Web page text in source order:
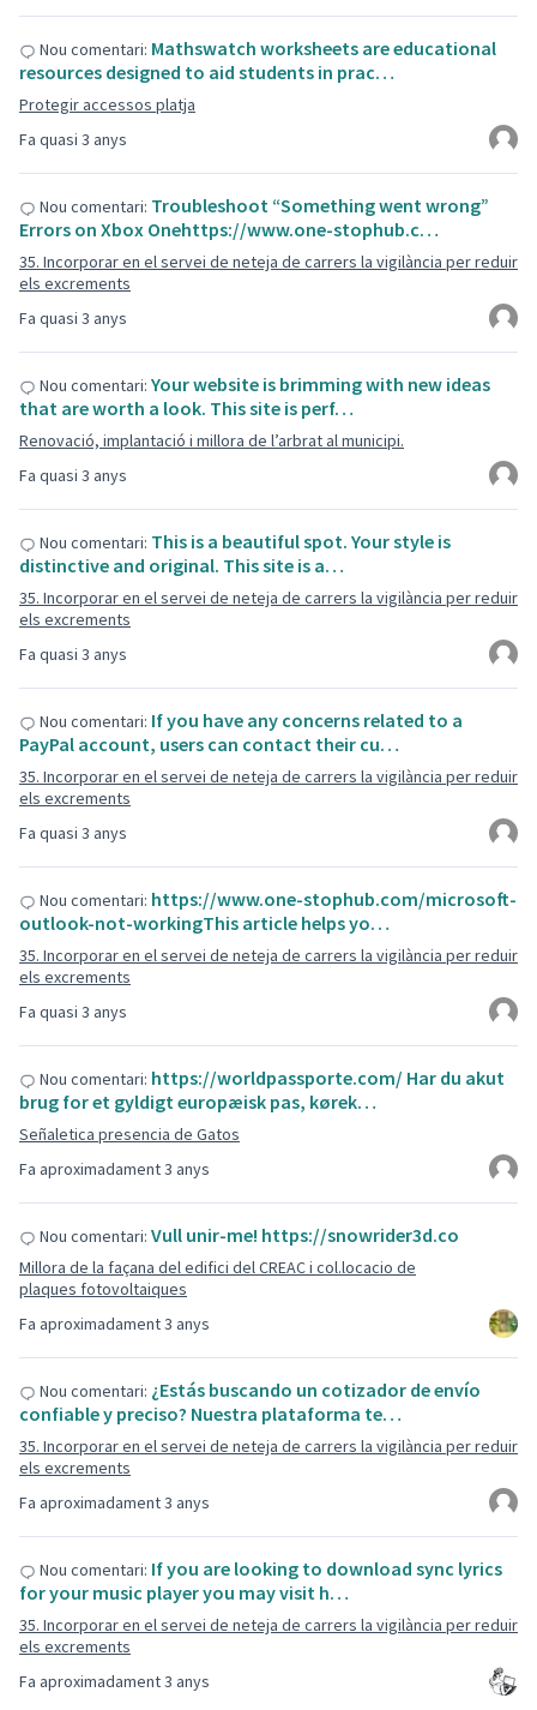
Fa quasi 3 anys
Nou comentari: Mathswatch worksheets are educational
resources designed to aid students in prac…
Protegir accessos platja
Fa quasi 3 anys
Nou comentari: Troubleshoot “Something went wrong”
Errors on Xbox Onehttps://www.one-stophub.c…
35. Incorporar en el servei de neteja de carrers la vigilància per reduir
els excrements
Fa quasi 3 anys
Nou comentari: Your website is brimming with new ideas
that are worth a look. This site is perf…
Renovació, implantació i millora de l’arbrat al municipi.
Fa quasi 3 anys
Nou comentari: This is a beautiful spot. Your style is
distinctive and original. This site is a…
35. Incorporar en el servei de neteja de carrers la vigilància per reduir
els excrements
Fa quasi 3 anys
Nou comentari: If you have any concerns related to a
PayPal account, users can contact their cu…
35. Incorporar en el servei de neteja de carrers la vigilància per reduir
els excrements
Fa quasi 3 anys
Nou comentari: https://www.one-stophub.com/microsoft-
outlook-not-workingThis article helps yo…
35. Incorporar en el servei de neteja de carrers la vigilància per reduir
els excrements
Fa aproximadament 3 anys
Nou comentari: https://worldpassporte.com/ Har du akut
brug for et gyldigt europæisk pas, kørek…
Señaletica presencia de Gatos
Fa aproximadament 3 anys
Nou comentari: Vull unir-me! https://snowrider3d.co
Millora de la façana del edifici del CREAC i col.locacio de
plaques fotovoltaiques
Fa aproximadament 3 anys
Nou comentari: ¿Estás buscando un cotizador de envío
confiable y preciso? Nuestra plataforma te…
35. Incorporar en el servei de neteja de carrers la vigilància per reduir
els excrements
Fa aproximadament 3 anys
Nou comentari: If you are looking to download sync lyrics
for your music player you may visit h…
35. Incorporar en el servei de neteja de carrers la vigilància per reduir
els excrements